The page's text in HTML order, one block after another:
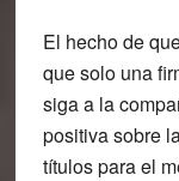
El hecho de
que solo una
siga a la
positiva sobre
títulos para el